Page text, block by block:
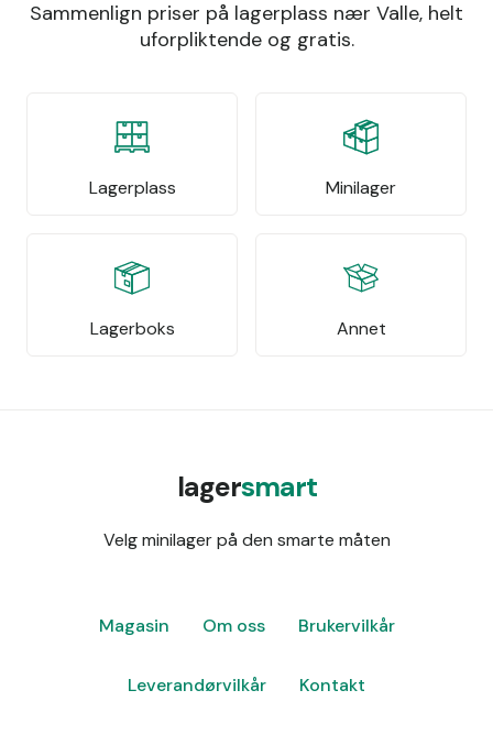
Sammenlign priser på lagerplass nær Valle, helt
uforpliktende og gratis.
Lagerplass Minilager
Lagerboks Annet
lagersmart
Velg minilager på den smarte måten
Magasin Om oss Brukervilkår
Leverandørvilkår Kontakt